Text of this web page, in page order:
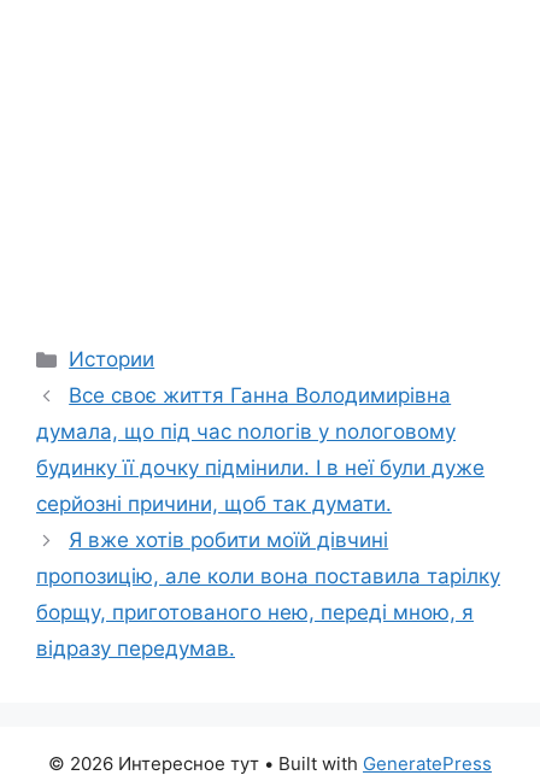
Categories
Истории
Все своє життя Ганна Володимирівна
думала, що під час nологів у nологовому
будинку її дочку підмінили. І в неї були дуже
серйозні причини, щоб так думати.
Я вже хотів робити моїй дівчині
пропозицію, але коли вона поставила тарілку
борщу, приготованого нею, переді мною, я
відразу передумав.
© 2026 Интересное тут • Built with GeneratePress